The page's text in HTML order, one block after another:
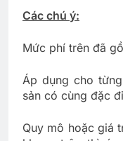
Các chú ý:
Mức phí trên đã
Áp dụng cho
sản có cùng đặc
Quy mô hoặc giá